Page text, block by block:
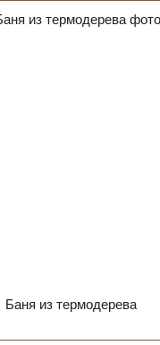
Баня из термодерева